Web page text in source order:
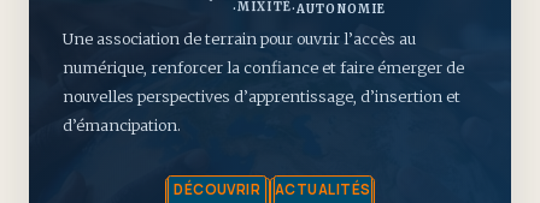
·MIXITÉ·
Une association de terrain pour ouvrir l’accès au
numérique, renforcer la confiance et faire émerger de
nouvelles perspectives d’apprentissage, d’insertion et
d’émancipation.
DÉCOUVRIR ACTUALITÉS